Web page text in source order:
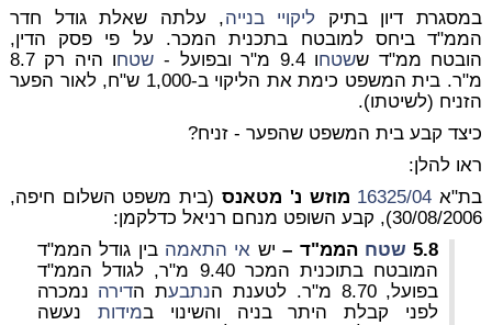
במסגרת דיון בתיק ליקויי בנייה, עלתה שאלת גודל חדר
הממ"ד ביחס למובטח בתכנית המכר. על פי פסק הדין,
הובטח ממ"ד ששטחו 9.4 מ"ר ובפועל - שטח
ו היה רק 8.7
מ"ר. בית המשפט כימת את הליקוי ב-1,000 ש"ח, לאור הפער
הזניח (לשיטתו).
כיצד קבע בית המשפט שהפער - זניח?
ראו להלן:
בת"א 16325/04 מוזש נ' מטאנס (בית משפט השלום חיפה,
30/08/2006), קבע השופט מנחם רניאל כדלקמן:
5.8 שטח הממ"ד –יש אי התאמה בין גודל הממ"ד
המובטח בתוכנית המכר 9.40 מ"ר, לגודל הממ"ד
בפועל, 8.70 מ"ר. לטענת ה
נתבעת הדירה נמכרה
לפני קבלת היתר בניה והשינוי במידות נעשה